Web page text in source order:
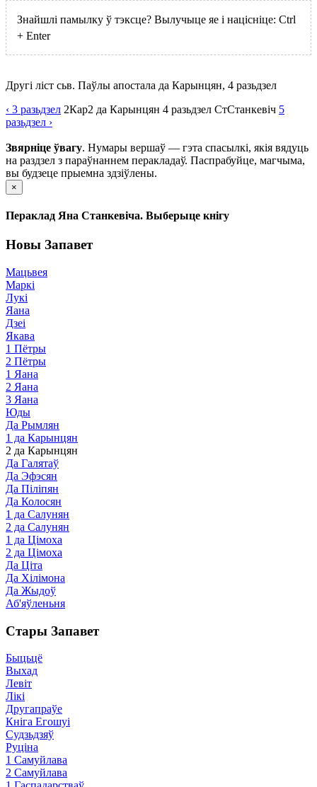
Знайшлі памылку ў тэксце? Вылучыце яе і націсніце: Ctrl
+ Enter
Другі ліст сьв. Паўлы апостала да Карынцян, 4 разьдзел
‹ 3 разьдзел 2Кар2 да Карынцян 4 разьдзел СтСтанкевіч 5
разьдзел ›
Звярніце ўвагу. Нумары вершаў — гэта спасылкі, якія вядуць
на раздзел з параўнаннем перакладаў. Паспрабуйце, магчыма,
вы будзеце прыемна здзіўлены.
×
Пераклад Яна Станкевіча. Выберыце кнігу
Новы Запавет
Мацьвея
Маркі
Лукі
Яана
Дзеі
Якава
1 Пётры
2 Пётры
1 Яана
2 Яана
3 Яана
Юды
Да Рымлян
1 да Карынцян
2 да Карынцян
Да Галятаў
Да Эфэсян
Да Піліпян
Да Колосян
1 да Салунян
2 да Салунян
1 да Цімоха
2 да Цімоха
Да Ціта
Да Хілімона
Да Жыдоў
Аб'яўленьня
Стары Запавет
Быцьцё
Выхад
Левіт
Лікі
Другапраўе
Кніга Егошуі
Судзьдзяў
Руціна
1 Самуйлава
2 Самуйлава